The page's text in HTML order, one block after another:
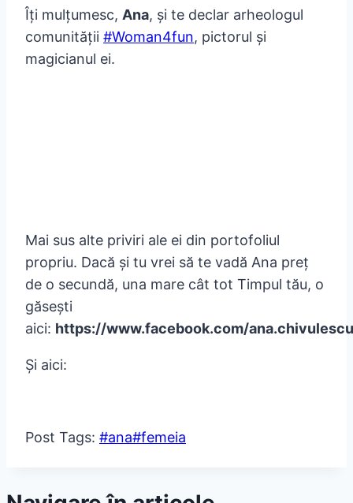
Îți mulțumesc, Ana, și te declar arheologul
comunității #Woman4fun, pictorul și
magicianul ei.
Mai sus alte priviri ale ei din portofoliul
propriu. Dacă și tu vrei să te vadă Ana preț
de o secundă, una mare cât tot Timpul tău, o
găsești
aici: https://www.facebook.com/
Și aici:
Post Tags: #ana#femeia